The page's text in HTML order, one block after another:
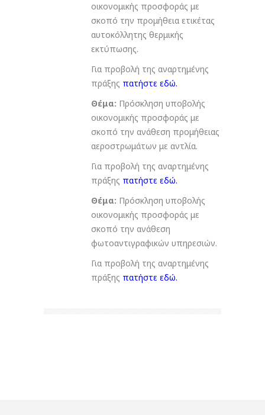
οικονομικής προσφοράς με
σκοπό την προμήθεια ετικέτας
αυτοκόλλητης θερμικής
εκτύπωσης.
Για προβολή της αναρτημένης
πράξης πατήστε εδώ.
Θέμα: Πρόσκληση υποβολής
οικονομικής προσφοράς με
σκοπό την ανάθεση προμήθειας
αεροστρωμάτων με αντλία.
Για προβολή της αναρτημένης
πράξης πατήστε εδώ.
Θέμα: Πρόσκληση υποβολής
οικονομικής προσφοράς με
σκοπό την ανάθεση
φωτοαντιγραφικών υπηρεσιών.
Για προβολή της αναρτημένης
πράξης πατήστε εδώ.